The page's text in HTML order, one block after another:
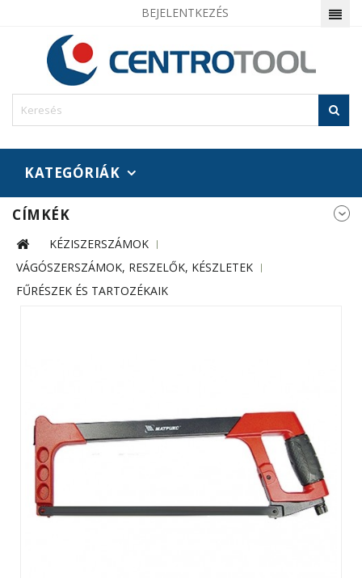
BEJELENTKEZÉS
KATEGÓRIÁK
CÍMKÉK
KÉZISZERSZÁMOK
VÁGÓSZERSZÁMOK, RESZELŐK, KÉSZLETEK
FŰRÉSZEK ÉS TARTOZÉKAIK